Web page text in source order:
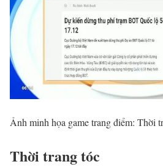
Ảnh minh họa game trang điểm: Thời
Thời trang tóc